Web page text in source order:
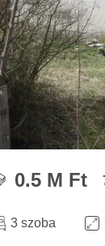
0.5 M Ft
3 szoba